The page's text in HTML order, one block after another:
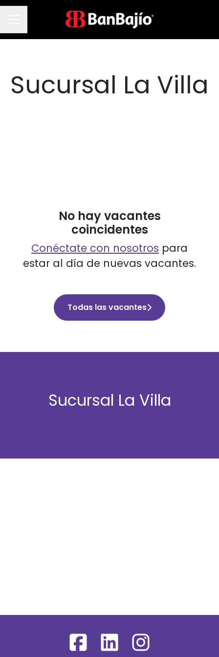
Menú de empleo
Sucursal La Villa
No hay vacantes
coincidentes
Conéctate con nosotros para
estar al día de nuevas vacantes.
Todas las vacantes
Sucursal La Villa